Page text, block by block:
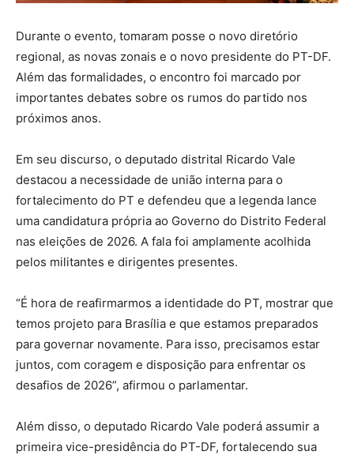
Durante o evento, tomaram posse o novo diretório
regional, as novas zonais e o novo presidente do PT-DF.
Além das formalidades, o encontro foi marcado por
importantes debates sobre os rumos do partido nos
próximos anos.
Em seu discurso, o deputado distrital Ricardo Vale
destacou a necessidade de união interna para o
fortalecimento do PT e defendeu que a legenda lance
uma candidatura própria ao Governo do Distrito Federal
nas eleições de 2026. A fala foi amplamente acolhida
pelos militantes e dirigentes presentes.
“É hora de reafirmarmos a identidade do PT, mostrar que
temos projeto para Brasília e que estamos preparados
para governar novamente. Para isso, precisamos estar
juntos, com coragem e disposição para enfrentar os
desafios de 2026”, afirmou o parlamentar.
Além disso, o deputado Ricardo Vale poderá assumir a
primeira vice-presidência do PT-DF, fortalecendo sua